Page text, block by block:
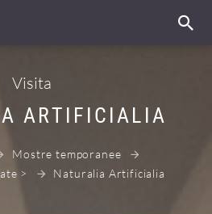
Visita
ARTIFICIALIA
Mostre temporanee
>
Naturalia Artificialia